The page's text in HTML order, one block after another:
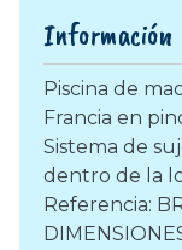
Información
Piscina de
Francia en
Sistema de
dentro de la
Referencia: